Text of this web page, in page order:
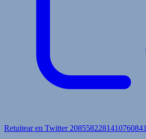
Retuitear en Twitter 2085582281410760841